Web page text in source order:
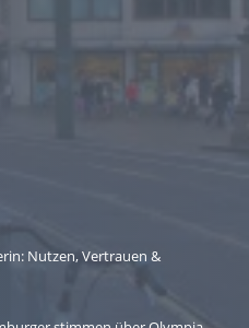
Nutzen, Vertrauen &